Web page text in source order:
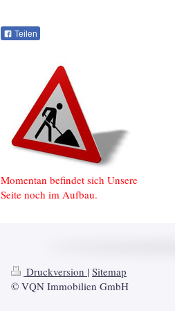
Teilen
Momentan befindet sich Unsere
Seite noch im Aufbau.
Druckversion | Sitemap
© VQN Immobilien GmbH